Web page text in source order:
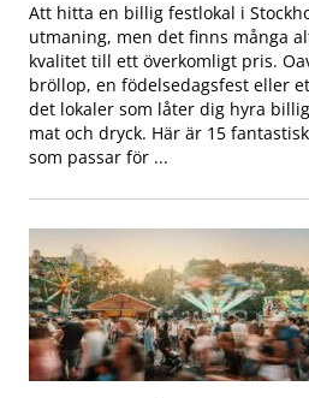
Att hitta en billig festlokal i
utmaning, men det finns många
kvalitet till ett överkomligt pris.
bröllop, en födelsedagsfest eller
det lokaler som låter dig hyra
mat och dryck. Här är 15
som passar för ...